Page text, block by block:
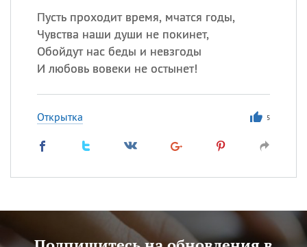
Пусть проходит время, мчатся годы,
Чувства наши души не покинет,
Обойдут нас беды и невзгоды
И любовь вовеки не остынет!
Открытка 5